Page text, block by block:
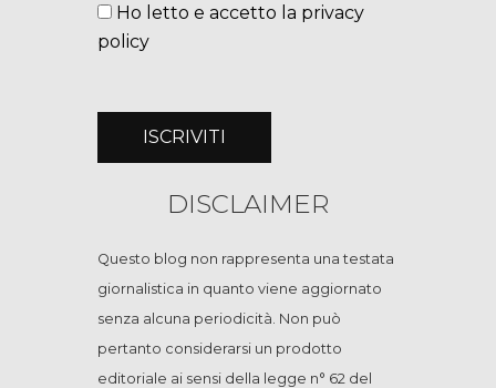
Ho letto e accetto la privacy
policy
DISCLAIMER
Questo blog non rappresenta una testata
giornalistica in quanto viene aggiornato
senza alcuna periodicità. Non può
pertanto considerarsi un prodotto
editoriale ai sensi della legge n° 62 del